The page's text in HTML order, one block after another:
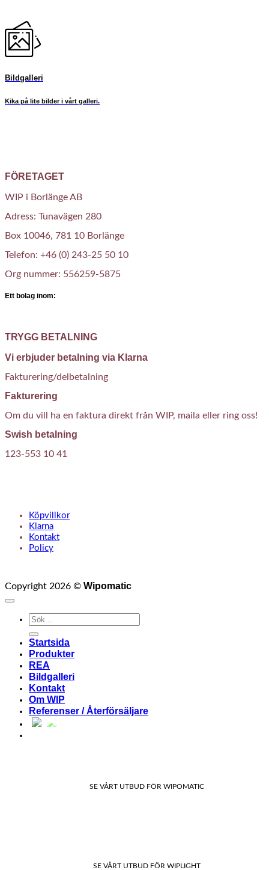
Bildgalleri
Kika på lite bilder i vårt galleri.
FÖRETAGET
WIP i Borlänge AB
Adress: Tunavägen 280
Box 10046, 781 10 Borlänge
Telefon: +46 (0) 243-25 50 10
Org nummer: 556259-5875
Ett bolag inom:
TRYGG BETALNING
Vi erbjuder betalning via Klarna
Fakturering/delbetalning
Fakturering
Om du vill ha en faktura direkt från WIP, maila eller ring oss!
Swish betalning
123-553 10 41
Köpvillkor
Klarna
Kontakt
Policy
Copyright 2026 © Wipomatic
Sök
Startsida
Produkter
REA
Bildgalleri
Kontakt
Om WIP
Referenser / Återförsäljare
SE VÅRT UTBUD FÖR WIPOMATIC
SE VÅRT UTBUD FÖR WIPLIGHT